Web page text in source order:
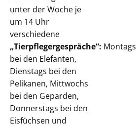
unter der Woche je
um 14 Uhr
verschiedene
„Tierpflegergespräche“: Montags
bei den Elefanten,
Dienstags bei den
Pelikanen, Mittwochs
bei den Geparden,
Donnerstags bei den
Eisfüchsen und